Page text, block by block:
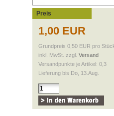
Preis
1,00 EUR
Grundpreis 0,50 EUR pro
inkl. MwSt. zzgl. Versand
Versandpunkte je Artikel: 0,3
Lieferung bis Do, 13.Aug.